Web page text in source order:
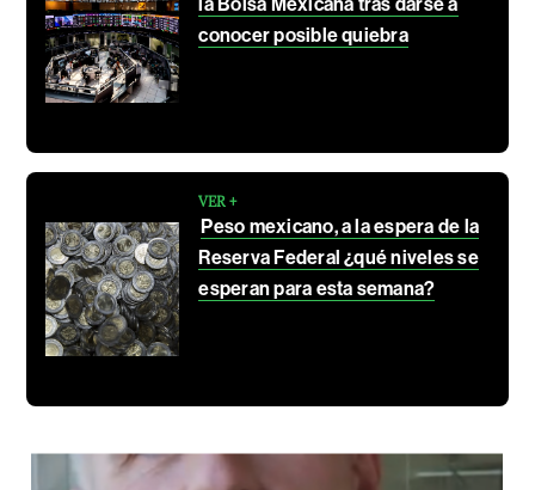
la Bolsa Mexicana tras darse a
conocer posible quiebra
VER +
Peso mexicano, a la espera de la
Reserva Federal ¿qué niveles se
esperan para esta semana?